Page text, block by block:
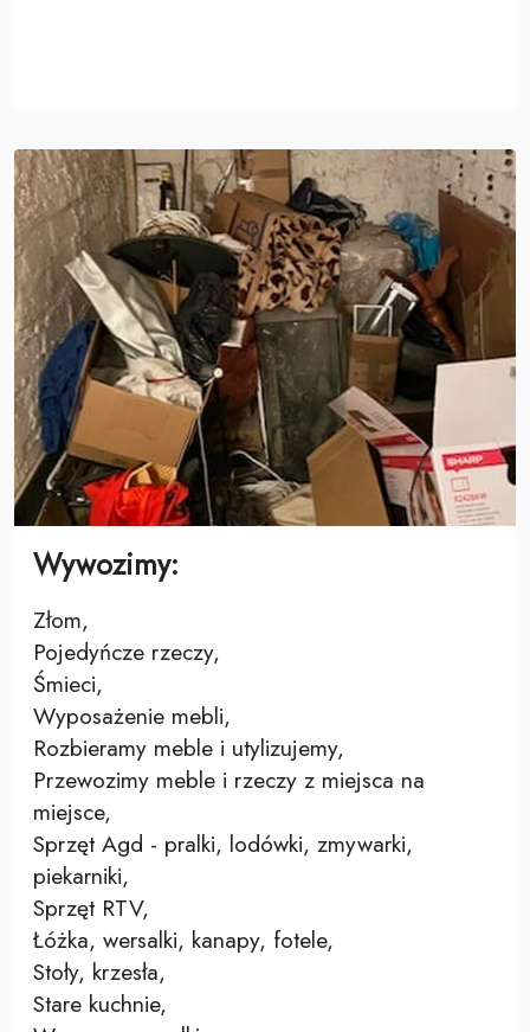
Wywozimy:
Złom,
Pojedyńcze rzeczy,
Śmieci,
Wyposażenie mebli,
Rozbieramy meble i utylizujemy,
Przewozimy meble i rzeczy z miejsca na
miejsce,
Sprzęt Agd - pralki, lodówki, zmywarki,
piekarniki,
Sprzęt RTV,
Łóżka, wersalki, kanapy, fotele,
Stoły, krzesła,
Stare kuchnie,